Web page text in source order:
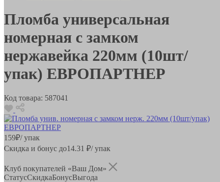
Пломба универсальная
номерная с замком
нержавейка 220мм (10шт/
упак) ЕВРОПАРТНЕР
Код товара: 587041
159₽/ упак
Скидка и бонус до14.31 ₽/ упак
Клуб покупателей «Ваш Дом»
СтатусСкидкаБонусВыгода